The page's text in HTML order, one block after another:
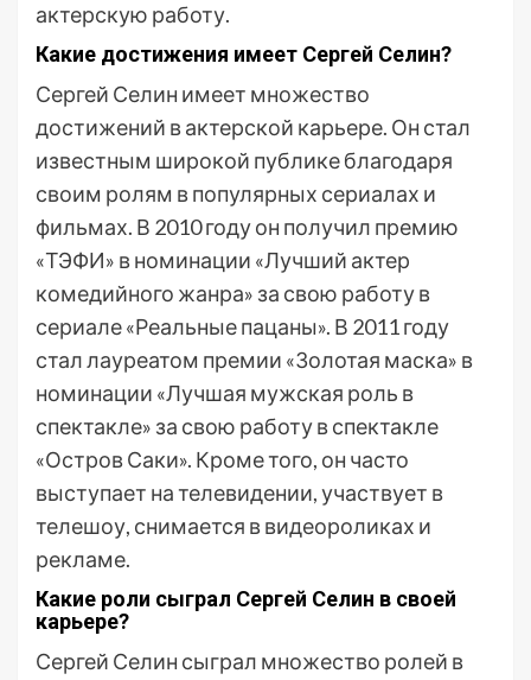
актерскую работу.
Какие достижения имеет Сергей Селин?
Сергей Селин имеет множество
достижений в актерской карьере. Он стал
известным широкой публике благодаря
своим ролям в популярных сериалах и
фильмах. В 2010 году он получил премию
«ТЭФИ» в номинации «Лучший актер
комедийного жанра» за свою работу в
сериале «Реальные пацаны». В 2011 году
стал лауреатом премии «Золотая маска» в
номинации «Лучшая мужская роль в
спектакле» за свою работу в спектакле
«Остров Саки». Кроме того, он часто
выступает на телевидении, участвует в
телешоу, снимается в видеороликах и
рекламе.
Какие роли сыграл Сергей Селин в своей
карьере?
Сергей Селин сыграл множество ролей в